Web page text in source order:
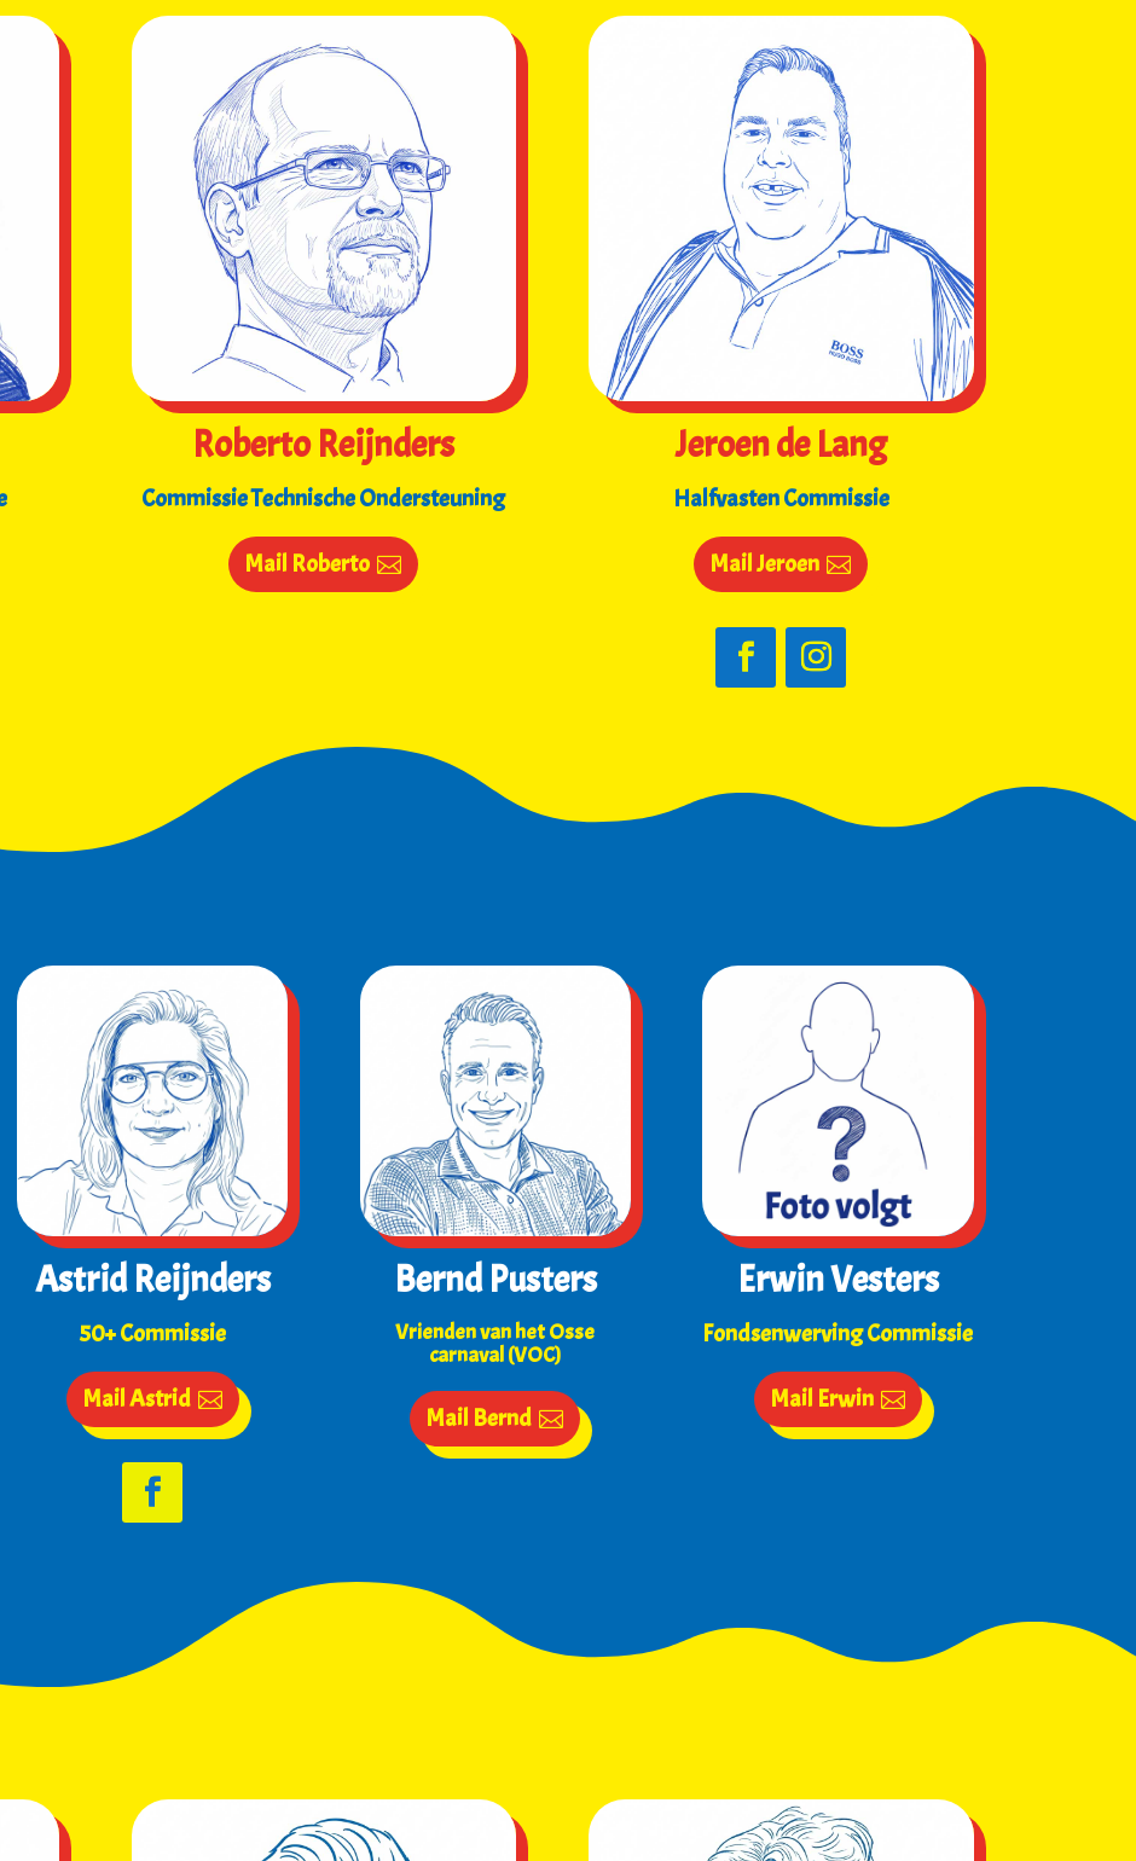
Roberto Reijnders
Commissie Technische Ondersteuning
Mail Roberto
Jeroen de Lang
Halfvasten Commissie
Mail Jeroen
Astrid Reijnders
50+ Commissie
Mail Astrid
Bernd Pusters
Vrienden van het Osse
carnaval (VOC)
Mail Bernd
Erwin Vesters
Fondsenwerving Commissie
Mail Erwin